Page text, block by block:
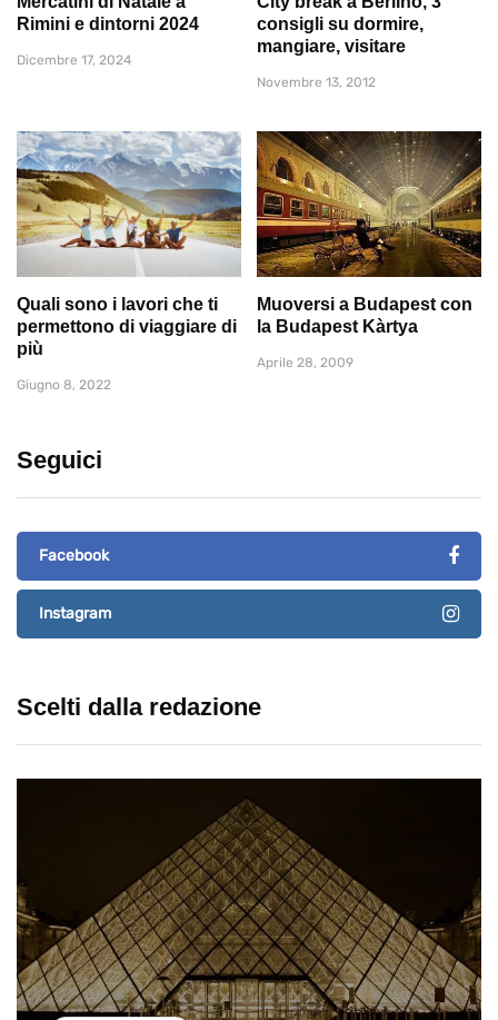
Rimini e dintorni 2024
Dicembre 17, 2024
consigli su dormire,
mangiare, visitare
Novembre 13, 2012
Quali sono i lavori che ti
permettono di viaggiare di
più
Giugno 8, 2022
Muoversi a Budapest con
la Budapest Kàrtya
Aprile 28, 2009
Seguici
Facebook
Instagram
Scelti dalla redazione